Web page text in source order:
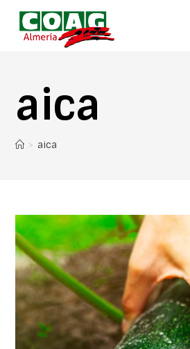
aica
> aica